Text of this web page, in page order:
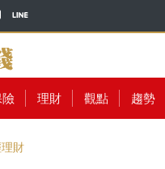
理財 觀點 趨勢
財